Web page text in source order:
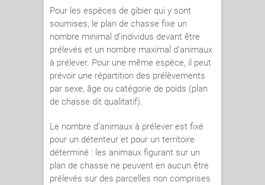
Pour les espèces de gibier qui y sont
soumises, le plan de chasse fixe un
nombre minimal d’individus devant être
prélevés et un nombre maximal d’animaux
à prélever. Pour une même espèce, il peut
prévoir une répartition des prélèvements
par sexe, âge ou catégorie de poids (plan
de chasse dit qualitatif).
Le nombre d’animaux à prélever est fixé
pour un détenteur et pour un territoire
déterminé : les animaux figurant sur un
plan de chasse ne peuvent en aucun être
prélevés sur des parcelles non comprises